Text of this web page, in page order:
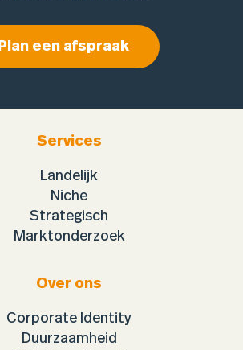
Plan een afspraak
Services
Landelijk
Niche
Strategisch
Marktonderzoek
Over ons
Corporate Identity
Duurzaamheid